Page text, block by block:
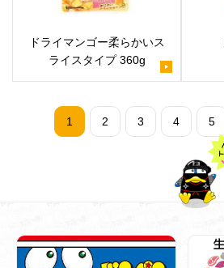
ドライマンゴー柔らかいス
ライスタイプ 360g
1 2 3 4 5